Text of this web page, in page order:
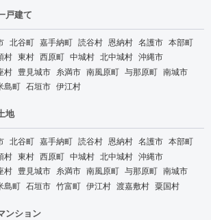
戸建て
北谷町 嘉手納町 読谷村 恩納村 名護市 本部町
村 東村 西原町 中城村 北中城村 沖縄市
村 豊見城市 糸満市 南風原町 与那原町 南城市
島町 石垣市 伊江村
地
北谷町 嘉手納町 読谷村 恩納村 名護市 本部町
村 東村 西原町 中城村 北中城村 沖縄市
村 豊見城市 糸満市 南風原町 与那原町 南城市
島町 石垣市 竹富町 伊江村 渡嘉敷村 粟国村
ンション